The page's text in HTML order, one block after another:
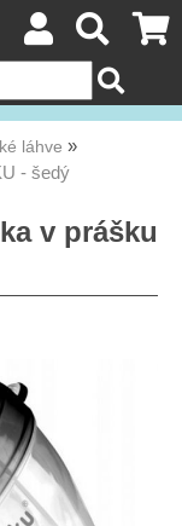
láhve
- šedý
v prášku